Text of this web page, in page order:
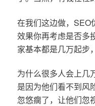
在我们这边做，SEO
效果你再考虑是否多
家基本都是几万起步
为什么很多人会上几
是因为他们看不到风
忽悠瘸了，让他们忽